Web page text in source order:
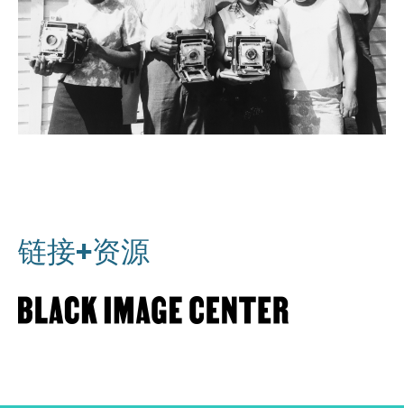
链接+资源